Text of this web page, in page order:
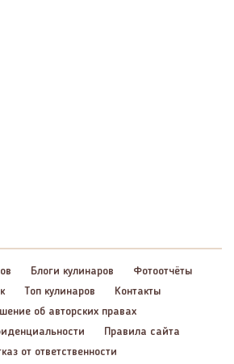
Блоги кулинаров
Фотоотчёты
Топ кулинаров
Контакты
об авторских правах
Правила сайта
от ответственности